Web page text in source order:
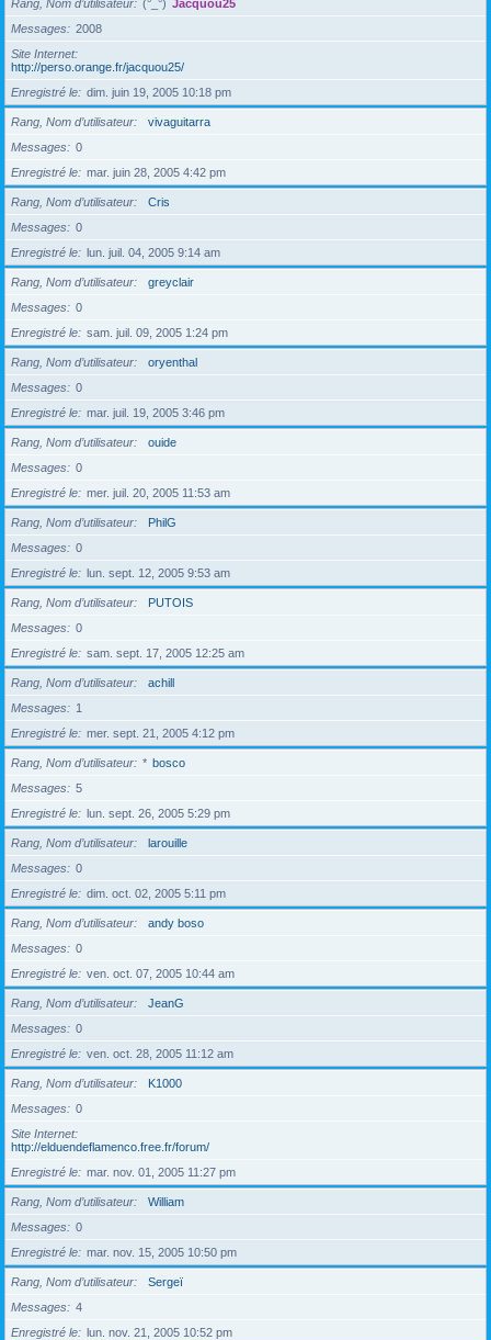
Rang, Nom d’utilisateur (°_°) Jacquou25
Messages
2008
Site Internet
http://perso.orange.fr/jacquou25/
Enregistré le
dim. juin 19, 2005 10:18 pm
Rang, Nom d’utilisateur
vivaguitarra
Messages
0
Enregistré le
mar. juin 28, 2005 4:42 pm
Rang, Nom d’utilisateur
Cris
Messages
0
Enregistré le
lun. juil. 04, 2005 9:14 am
Rang, Nom d’utilisateur
greyclair
Messages
0
Enregistré le
sam. juil. 09, 2005 1:24 pm
Rang, Nom d’utilisateur
oryenthal
Messages
0
Enregistré le
mar. juil. 19, 2005 3:46 pm
Rang, Nom d’utilisateur
ouide
Messages
0
Enregistré le
mer. juil. 20, 2005 11:53 am
Rang, Nom d’utilisateur
PhilG
Messages
0
Enregistré le
lun. sept. 12, 2005 9:53 am
Rang, Nom d’utilisateur
PUTOIS
Messages
0
Enregistré le
sam. sept. 17, 2005 12:25 am
Rang, Nom d’utilisateur
achill
Messages
1
Enregistré le
mer. sept. 21, 2005 4:12 pm
Rang, Nom d’utilisateur * bosco
Messages
5
Enregistré le
lun. sept. 26, 2005 5:29 pm
Rang, Nom d’utilisateur
larouille
Messages
0
Enregistré le
dim. oct. 02, 2005 5:11 pm
Rang, Nom d’utilisateur
andy boso
Messages
0
Enregistré le
ven. oct. 07, 2005 10:44 am
Rang, Nom d’utilisateur
JeanG
Messages
0
Enregistré le
ven. oct. 28, 2005 11:12 am
Rang, Nom d’utilisateur
K1000
Messages
0
Site Internet
http://elduendeflamenco.free.fr/forum/
Enregistré le
mar. nov. 01, 2005 11:27 pm
Rang, Nom d’utilisateur
William
Messages
0
Enregistré le
mar. nov. 15, 2005 10:50 pm
Rang, Nom d’utilisateur
Sergeï
Messages
4
Enregistré le
lun. nov. 21, 2005 10:52 pm